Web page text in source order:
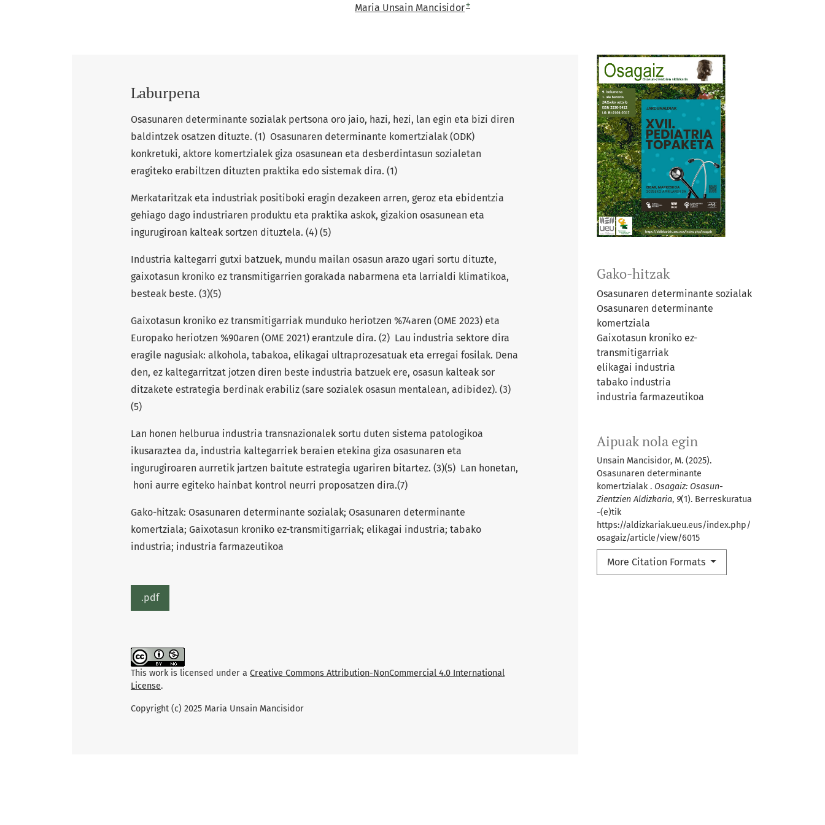
Maria Unsain Mancisidor+
Gako-hitzak
Osasunaren determinante sozialak
Osasunaren determinante
komertziala
Gaixotasun kroniko ez-
transmitigarriak
elikagai industria
tabako industria
industria farmazeutikoa
Aipuak nola egin
Unsain Mancisidor, M. (2025).
Osasunaren determinante
komertzialak . Osagaiz: Osasun-
Zientzien Aldizkaria, 9(1). Berreskuratua
-(e)tik
https://aldizkariak.ueu.eus/index.php/
osagaiz/article/view/6015
More Citation Formats
Laburpena
Osasunaren determinante sozialak pertsona oro jaio, hazi, hezi, lan egin eta bizi diren
baldintzek osatzen dituzte. (1) Osasunaren determinante komertzialak (ODK)
konkretuki, aktore komertzialek giza osasunean eta desberdintasun sozialetan
eragiteko erabiltzen dituzten praktika edo sistemak dira. (1)
Merkataritzak eta industriak positiboki eragin dezakeen arren, geroz eta ebidentzia
gehiago dago industriaren produktu eta praktika askok, gizakion osasunean eta
ingurugiroan kalteak sortzen dituztela. (4) (5)
Industria kaltegarri gutxi batzuek, mundu mailan osasun arazo ugari sortu dituzte,
gaixotasun kroniko ez transmitigarrien gorakada nabarmena eta larrialdi klimatikoa,
besteak beste. (3)(5)
Gaixotasun kroniko ez transmitigarriak munduko heriotzen %74aren (OME 2023) eta
Europako heriotzen %90aren (OME 2021) erantzule dira. (2) Lau industria sektore dira
eragile nagusiak: alkohola, tabakoa, elikagai ultraprozesatuak eta erregai fosilak. Dena
den, ez kaltegarritzat jotzen diren beste industria batzuek ere, osasun kalteak sor
ditzakete estrategia berdinak erabiliz (sare sozialek osasun mentalean, adibidez). (3)
(5)
Lan honen helburua industria transnazionalek sortu duten sistema patologikoa
ikusaraztea da, industria kaltegarriek beraien etekina giza osasunaren eta
ingurugiroaren aurretik jartzen baitute estrategia ugariren bitartez. (3)(5) Lan honetan,
honi aurre egiteko hainbat kontrol neurri proposatzen dira.(7)
Gako-hitzak: Osasunaren determinante sozialak; Osasunaren determinante
komertziala; Gaixotasun kroniko ez-transmitigarriak; elikagai industria; tabako
industria; industria farmazeutikoa
.pdf
This work is licensed under a Creative Commons Attribution-NonCommercial 4.0 International
License.
Copyright (c) 2025 Maria Unsain Mancisidor